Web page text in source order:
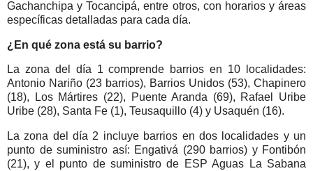
Gachanchipa y Tocancipá, entre otros, con horarios y áreas
específicas detalladas para cada día.
¿En qué zona está su barrio?
La zona del día 1 comprende barrios en 10 localidades:
Antonio Nariño (23 barrios), Barrios Unidos (53), Chapinero
(18), Los Mártires (22), Puente Aranda (69), Rafael Uribe
Uribe (28), Santa Fe (1), Teusaquillo (4) y Usaquén (16).
La zona del día 2 incluye barrios en dos localidades y un
punto de suministro así: Engativá (290 barrios) y Fontibón
(21), y el punto de suministro de ESP Aguas La Sabana